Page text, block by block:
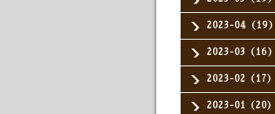
2023-04（19）
2023-03（16）
2023-02（17）
2023-01（20）